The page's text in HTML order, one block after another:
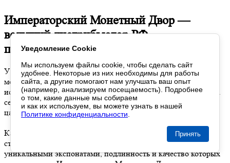
Императорский Монетный Двор —
ведущий дистрибьюторРФ
по реализации ценных монет и медалей
У нас вы можете приобрести золотые, серебряные медали и
монеты, а также изделия, в изготовлении которых
используются медные сплавы. В каталоге интернет-магазина
серии медалей на любую тему, вкус и кошелёк, а также
царские медали, монеты и другие тематические коллекции.
Каждый коллекционер найдёт много интересного на
страницах сайта и сможет пополнить своё собрание
уникальными экспонатами, подлинность и качество которых
Уведомление Cookie
Мы используем файлы cookie, чтобы сделать сайт
удобнее. Некоторые из них необходимы для работы
сайта, а другие помогают нам улучшать ваш опыт
(например, анализируем посещаемость). Подробнее
о том , какие данные мы собираем
и как их используем
вы можете узнать в нашей
Политике конфиденциальности
Принять